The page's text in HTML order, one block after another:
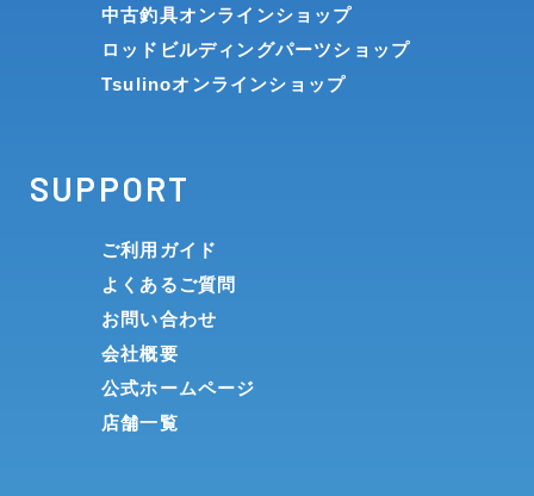
中古釣具オンラインショップ
ロッドビルディングパーツショップ
Tsulinoオンラインショップ
SUPPORT
ご利用ガイド
よくあるご質問
お問い合わせ
会社概要
公式ホームページ
店舗一覧